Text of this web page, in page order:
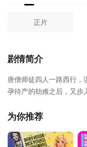
正片
剧情简介
唐僧师徒四人一路西行
孕待产的劫难之后，又步
为你推荐